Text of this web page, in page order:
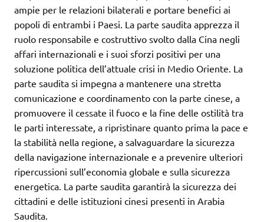
ampie per le relazioni bilaterali e portare benefici ai
popoli di entrambi i Paesi. La parte saudita apprezza il
ruolo responsabile e costruttivo svolto dalla Cina negli
affari internazionali e i suoi sforzi positivi per una
soluzione politica dell’attuale crisi in Medio Oriente. La
parte saudita si impegna a mantenere una stretta
comunicazione e coordinamento con la parte cinese, a
promuovere il cessate il fuoco e la fine delle ostilità tra
le parti interessate, a ripristinare quanto prima la pace e
la stabilità nella regione, a salvaguardare la sicurezza
della navigazione internazionale e a prevenire ulteriori
ripercussioni sull’economia globale e sulla sicurezza
energetica. La parte saudita garantirà la sicurezza dei
cittadini e delle istituzioni cinesi presenti in Arabia
Saudita.